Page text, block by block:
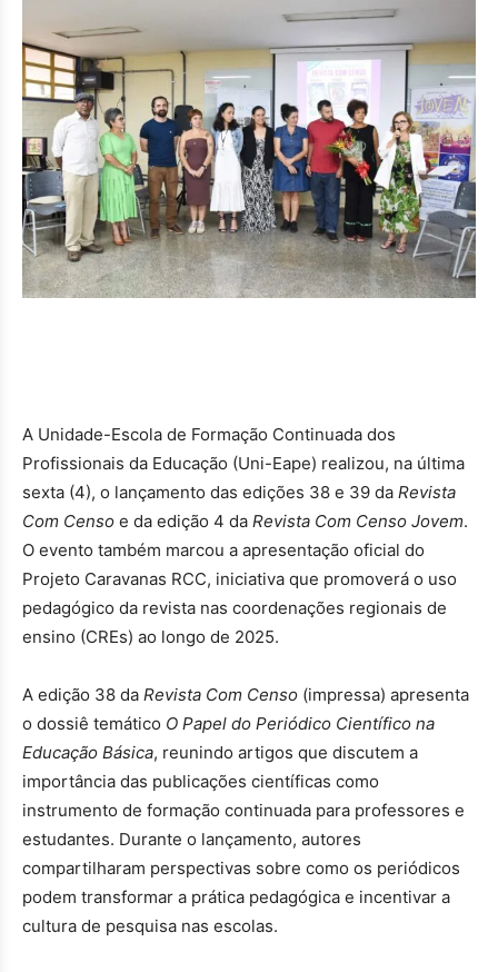
A Unidade-Escola de Formação Continuada dos
Profissionais da Educação (Uni-Eape) realizou, na última
sexta (4), o lançamento das edições 38 e 39 da Revista
Com Censo e da edição 4 da Revista Com Censo Jovem.
O evento também marcou a apresentação oficial do
Projeto Caravanas RCC, iniciativa que promoverá o uso
pedagógico da revista nas coordenações regionais de
ensino (CREs) ao longo de 2025.
A edição 38 da Revista Com Censo (impressa) apresenta
o dossiê temático O Papel do Periódico Científico na
Educação Básica, reunindo artigos que discutem a
importância das publicações científicas como
instrumento de formação continuada para professores e
estudantes. Durante o lançamento, autores
compartilharam perspectivas sobre como os periódicos
podem transformar a prática pedagógica e incentivar a
cultura de pesquisa nas escolas.